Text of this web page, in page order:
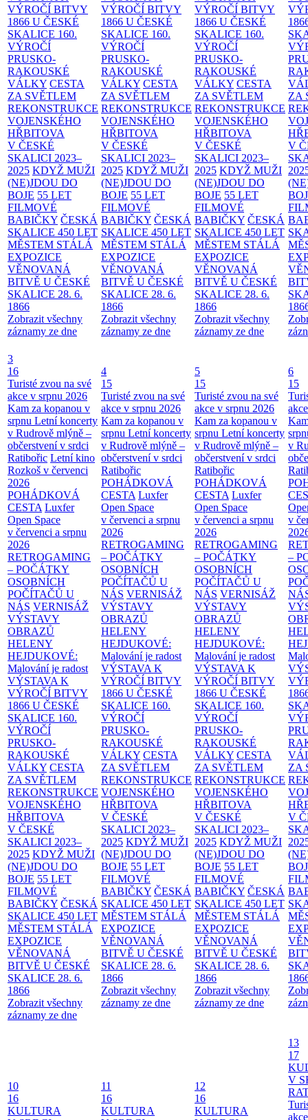
VÝROČÍ BITVY
1866 U ČESKÉ
SKALICE 160.
VÝROČÍ
PRUSKO-
RAKOUSKÉ
VÁLKY CESTA
ZA SVĚTLEM
REKONSTRUKCE
VOJENSKÉHO
HŘBITOVA
V ČESKÉ
SKALICI 2023–
2025 KDYŽ MUŽI
(NE)JDOU DO
BOJE 55 LET
FILMOVÉ
BABIČKY ČESKÁ
SKALICE 450 LET
MĚSTEM STÁLÁ
EXPOZICE
VĚNOVANÁ
BITVĚ U ČESKÉ
SKALICE 28. 6.
1866
Zobrazit všechny
záznamy ze dne
VÝROČÍ BITVY
1866 U ČESKÉ
SKALICE 160.
VÝROČÍ
PRUSKO-
RAKOUSKÉ
VÁLKY CESTA
ZA SVĚTLEM
REKONSTRUKCE
VOJENSKÉHO
HŘBITOVA
V ČESKÉ
SKALICI 2023–
2025 KDYŽ MUŽI
(NE)JDOU DO
BOJE 55 LET
FILMOVÉ
BABIČKY ČESKÁ
SKALICE 450 LET
MĚSTEM STÁLÁ
EXPOZICE
VĚNOVANÁ
BITVĚ U ČESKÉ
SKALICE 28. 6.
1866
Zobrazit všechny
záznamy ze dne
VÝROČÍ BITVY
1866 U ČESKÉ
SKALICE 160.
VÝROČÍ
PRUSKO-
RAKOUSKÉ
VÁLKY CESTA
ZA SVĚTLEM
REKONSTRUKCE
VOJENSKÉHO
HŘBITOVA
V ČESKÉ
SKALICI 2023–
2025 KDYŽ MUŽI
(NE)JDOU DO
BOJE 55 LET
FILMOVÉ
BABIČKY ČESKÁ
SKALICE 450 LET
MĚSTEM STÁLÁ
EXPOZICE
VĚNOVANÁ
BITVĚ U ČESKÉ
SKALICE 28. 6.
1866
Zobrazit všechny
záznamy ze dne
ZA
V
3
16
Turisté zvou na své
akce v srpnu 2026
Kam za kopanou v
srpnu Letní koncerty
v Rudrově mlýně –
občerstvení v srdci
Ratibořic Letní kino
Rozkoš v červenci
2026
POHÁDKOVÁ
CESTA Luxfer
Open Space
v červenci a srpnu
2026
RETROGAMING
– POČÁTKY
OSOBNÍCH
POČÍTAČŮ U
NÁS VERNISÁŽ
VÝSTAVY
OBRAZŮ
HELENY
HEJDUKOVÉ:
Malování je radost
VÝSTAVA K
VÝROČÍ BITVY
1866 U ČESKÉ
SKALICE 160.
VÝROČÍ
PRUSKO-
RAKOUSKÉ
VÁLKY CESTA
ZA SVĚTLEM
REKONSTRUKCE
VOJENSKÉHO
HŘBITOVA
V ČESKÉ
SKALICI 2023–
2025 KDYŽ MUŽI
(NE)JDOU DO
BOJE 55 LET
FILMOVÉ
BABIČKY ČESKÁ
SKALICE 450 LET
MĚSTEM STÁLÁ
EXPOZICE
VĚNOVANÁ
BITVĚ U ČESKÉ
SKALICE 28. 6.
1866
Zobrazit všechny
záznamy ze dne
4
15
Turisté zvou na své
akce v srpnu 2026
Kam za kopanou v
srpnu Letní koncerty
v Rudrově mlýně –
občerstvení v srdci
Ratibořic
POHÁDKOVÁ
CESTA Luxfer
Open Space
v červenci a srpnu
2026
RETROGAMING
– POČÁTKY
OSOBNÍCH
POČÍTAČŮ U
NÁS VERNISÁŽ
VÝSTAVY
OBRAZŮ
HELENY
HEJDUKOVÉ:
Malování je radost
VÝSTAVA K
VÝROČÍ BITVY
1866 U ČESKÉ
SKALICE 160.
VÝROČÍ
PRUSKO-
RAKOUSKÉ
VÁLKY CESTA
ZA SVĚTLEM
REKONSTRUKCE
VOJENSKÉHO
HŘBITOVA
V ČESKÉ
SKALICI 2023–
2025 KDYŽ MUŽI
(NE)JDOU DO
BOJE 55 LET
FILMOVÉ
BABIČKY ČESKÁ
SKALICE 450 LET
MĚSTEM STÁLÁ
EXPOZICE
VĚNOVANÁ
BITVĚ U ČESKÉ
SKALICE 28. 6.
1866
Zobrazit všechny
záznamy ze dne
5
15
Turisté zvou na své
akce v srpnu 2026
Kam za kopanou v
srpnu Letní koncerty
v Rudrově mlýně –
občerstvení v srdci
Ratibořic
POHÁDKOVÁ
CESTA Luxfer
Open Space
v červenci a srpnu
2026
RETROGAMING
– POČÁTKY
OSOBNÍCH
POČÍTAČŮ U
NÁS VERNISÁŽ
VÝSTAVY
OBRAZŮ
HELENY
HEJDUKOVÉ:
Malování je radost
VÝSTAVA K
VÝROČÍ BITVY
1866 U ČESKÉ
SKALICE 160.
VÝROČÍ
PRUSKO-
RAKOUSKÉ
VÁLKY CESTA
ZA SVĚTLEM
REKONSTRUKCE
VOJENSKÉHO
HŘBITOVA
V ČESKÉ
SKALICI 2023–
2025 KDYŽ MUŽI
(NE)JDOU DO
BOJE 55 LET
FILMOVÉ
BABIČKY ČESKÁ
SKALICE 450 LET
MĚSTEM STÁLÁ
EXPOZICE
VĚNOVANÁ
BITVĚ U ČESKÉ
SKALICE 28. 6.
1866
Zobrazit všechny
záznamy ze dne
6
15
v
v
–
ZA
V
10
16
KULTURA
11
16
KULTURA
12
16
KULTURA
13
17
V